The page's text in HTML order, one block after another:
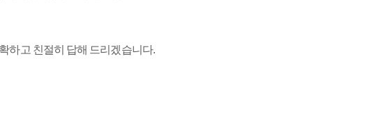
하고 친절히 답해 드리겠습니다.